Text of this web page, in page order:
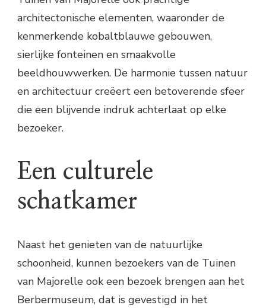
architectonische elementen, waaronder de
kenmerkende kobaltblauwe gebouwen,
sierlijke fonteinen en smaakvolle
beeldhouwwerken. De harmonie tussen natuur
en architectuur creëert een betoverende sfeer
die een blijvende indruk achterlaat op elke
bezoeker.
Een culturele
schatkamer
Naast het genieten van de natuurlijke
schoonheid, kunnen bezoekers van de Tuinen
van Majorelle ook een bezoek brengen aan het
Berbermuseum, dat is gevestigd in het